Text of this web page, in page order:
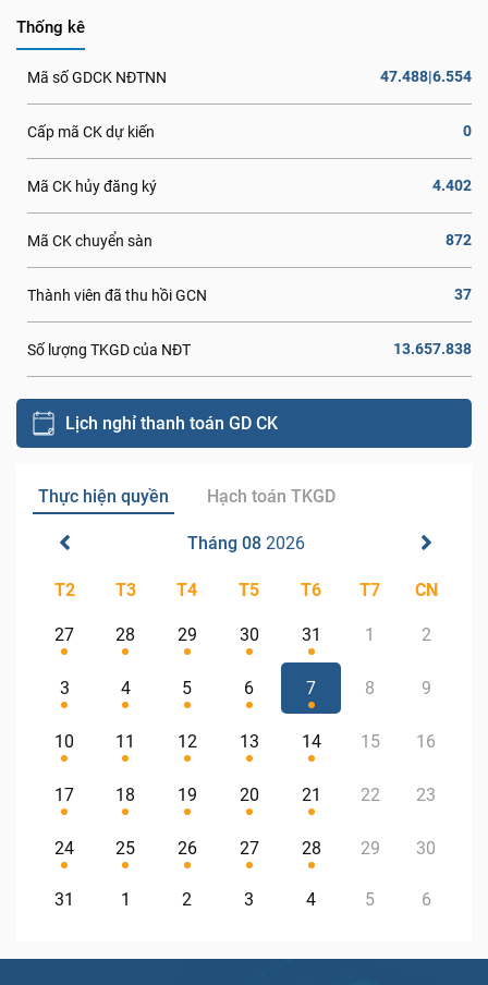
Thống kê
Mã số GDCK NĐTNN 47.488|6.554
Cấp mã CK dự kiến 0
Mã CK hủy đăng ký 4.402
Mã CK chuyển sàn 872
Thành viên đã thu hồi GCN 37
Số lượng TKGD của NĐT 13.657.838
Lịch nghỉ thanh toán GD CK
Thực hiện quyền Hạch toán TKGD
Tháng 08 2026
T2 T3 T4 T5 T6 T7 CN
27 28 29 30 31 1 2
3 4 5 6 7 8 9
10 11 12 13 14 15 16
17 18 19 20 21 22 23
24 25 26 27 28 29 30
31 1 2 3 4 5 6